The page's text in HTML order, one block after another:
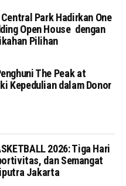
Park Hadirkan One
Open House dengan
Pilihan
The Peak at
Kepedulian dalam Donor
2026: Tiga Hari
dan Semangat
Jakarta